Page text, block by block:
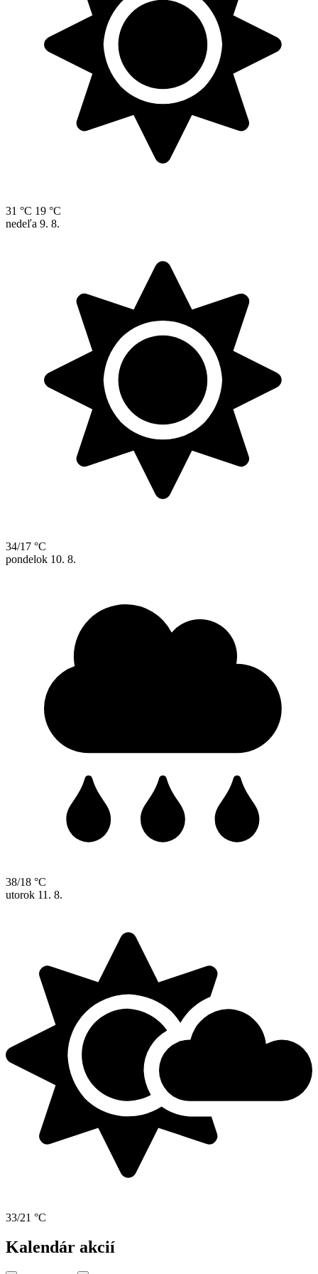
31 °C 19 °C
nedeľa 9. 8.
34/17 °C
pondelok 10. 8.
38/18 °C
utorok 11. 8.
33/21 °C
Kalendár akcií